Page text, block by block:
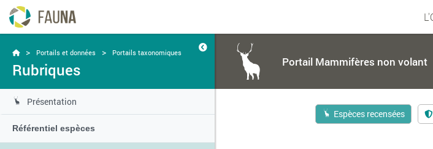
> Portails et données > Portails taxonomiques
Rubriques
Présentation
Référentiel espèces
Portail Mammifères non volant
Espèces recensées